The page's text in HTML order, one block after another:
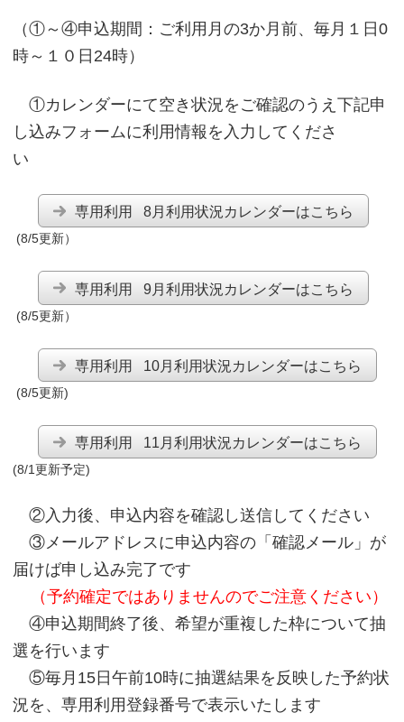
（①～④申込期間：ご利用月の3か月前、毎月１日0
時～１０日24時）
①カレンダーにて空き状況をご確認のうえ下記申
し込みフォームに利用情報を入力してくださ
い
専用利用 8月利用状況カレンダーはこちら
(8/5更新）
専用利用 9月利用状況カレンダーはこちら
(8/5更新）
専用利用 10月利用状況カレンダーはこちら
(8/5更新)
専用利用 11月利用状況カレンダーはこちら
(8/1更新予定)
②入力後、申込内容を確認し送信してください
③メールアドレスに申込内容の「確認メール」が
届けば申し込み完了です
（予約確定ではありませんのでご注意ください）
④申込期間終了後、希望が重複した枠について抽
選を行います
⑤毎月15日午前10時に抽選結果を反映した予約状
況を、専用利用登録番号で表示いたします